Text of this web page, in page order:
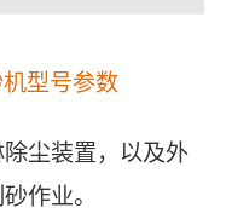
型号参数
尘装置，以及外
作业。